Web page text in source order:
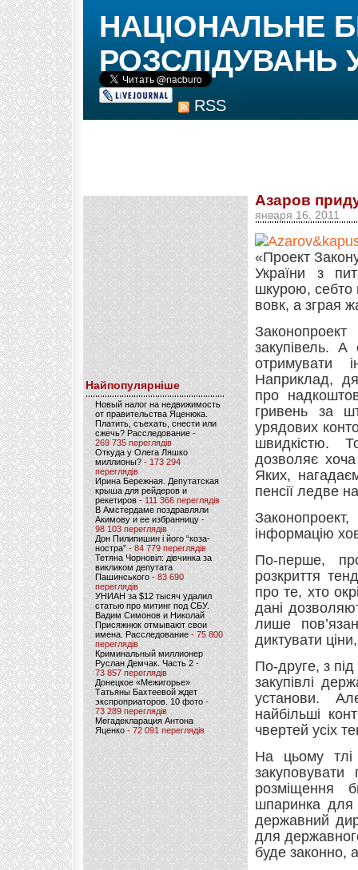
RSS
НАЦІОНАЛЬНЕ
РОЗСЛІДУВАНЬ
Найпопулярніше
Новый налог на недвижимость
от правительства Яценюка.
Платить, съехать, снести или
сжечь? Расследование-
269 735 переглядів
Откуда у Олега Ляшко
миллионы? - 173 294
переглядів
Ирина Бережная. Депутатская
крыша для рейдеров и
рекетиров - 111 366 переглядів
В Амстердаме поздравляли
Акимову и ее избранницу -
98 103 переглядів
Дон Пилипишин і його “коза-
ностра” - 84 779 переглядів
Тетяна Чорновіл: дівчинка за
викликом депутата
Пашинського- 83 690
переглядів
УНИАН за $12 тысяч удалил
статью про митинг под СБУ.
Вадим Симонов и Николай
Присяжнюк отмывают свои
имена. Расследование - 75 800
переглядів
Криминальный миллионер
Руслан Демчак. Часть 2-
73 857 переглядів
Донецкое «Межигорье»
Татьяны Бахтеевой ждет
экспроприаторов. 10 фото -
73 289 переглядів
Мегадекларация Антона
Яценко - 72 091 переглядів
Азаров
января 16, 2011
«Проект
України з
шкурою, себто
вовк, а зграя
закупівель.
отримувати
Наприклад,
про
гривень за
урядових
швидкістю.
дозволяє
Яких,
пенсії ледве
інформацію
По-перше,
розкриття
про те, хто
дані
лише
диктувати
По-друге, з
закупівлі
установи.
найбільші
чвертей усіх
На цьому тлі
розміщення
шпаринка для
державний
для
буде законно,